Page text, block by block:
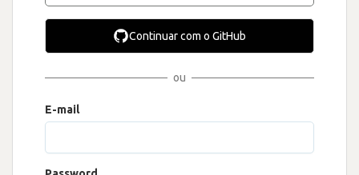
Continuar com o GitHub
ou
E-mail